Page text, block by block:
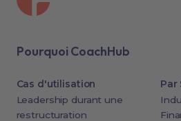
Pourquoi CoachHub
Cas d'utilisation
Leadership durant une
restructuration
Par